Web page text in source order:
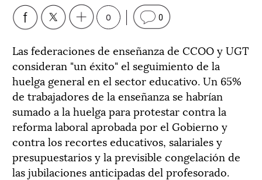
0 0
Las federaciones de enseñanza de CCOO y UGT
consideran "un éxito" el seguimiento de la
huelga general en el sector educativo. Un 65%
de trabajadores de la enseñanza se habrían
sumado a la huelga para protestar contra la
reforma laboral aprobada por el Gobierno y
contra los recortes educativos, salariales y
presupuestarios y la previsible congelación de
las jubilaciones anticipadas del profesorado.